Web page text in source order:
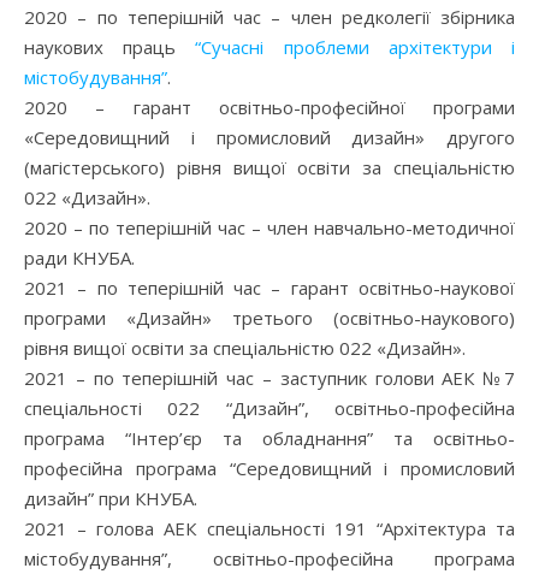
2020 – по теперішній час – член редколегії збірника
наукових праць“Сучасні проблеми архітектури і
містобудування”.
2020 – гарант освітньо-професійної програми
«Середовищний і промисловий дизайн» другого
(магістерського) рівня вищої освіти за спеціальністю
022 «Дизайн».
2020 – по теперішній час – член навчально-методичної
ради КНУБА.
2021 – по теперішній час – гарант освітньо-наукової
програми «Дизайн» третього (освітньо-наукового)
рівня вищої освіти за спеціальністю 022 «Дизайн».
2021 – по теперішній час – заступник голови АЕК №7
спеціальності 022 “Дизайн”, освітньо-професійна
програма “Інтер’єр та обладнання” та освітньо-
професійна програма “Середовищний і промисловий
дизайн” при КНУБА.
2021 – голова АЕК спеціальності 191 “Архітектура та
містобудування”, освітньо-професійна програма